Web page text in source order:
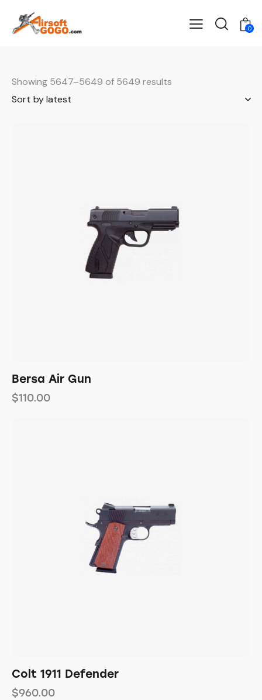
0
Showing 5647–5649 of 5649 results
Bersa Air Gun
$110.00
Colt 1911 Defender
$960.00